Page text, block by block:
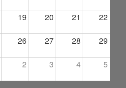
19 20 21 22
26 27 28 29
2 3 4 5